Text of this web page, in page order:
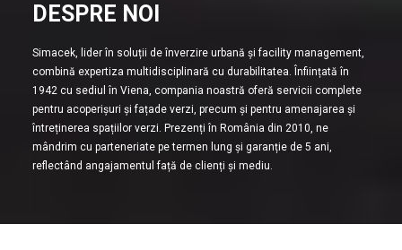
DESPRE NOI
Simacek, lider în soluții de înverzire urbană și facility management,
combină expertiza multidisciplinară cu durabilitatea. Înființată în
1942 cu sediul în Viena, compania noastră oferă servicii complete
pentru acoperișuri și fațade verzi, precum și pentru amenajarea și
întreținerea spațiilor verzi. Prezenți în România din 2010, ne
mândrim cu parteneriate pe termen lung și garanție de 5 ani,
reflectând angajamentul față de clienți și mediu.